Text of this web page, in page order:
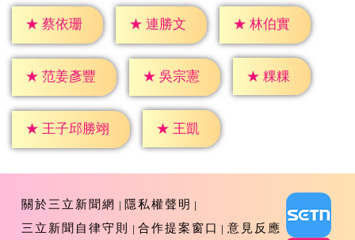
★ 蔡依珊 ★ 連勝文 ★ 林伯實
★ 范姜彥豐 ★ 吳宗憲 ★ 粿粿
★ 王子邱勝翊 ★ 王凱
關於三立新聞網
隱私權聲明
三立新聞自律守則
合作提案窗口 意見反應